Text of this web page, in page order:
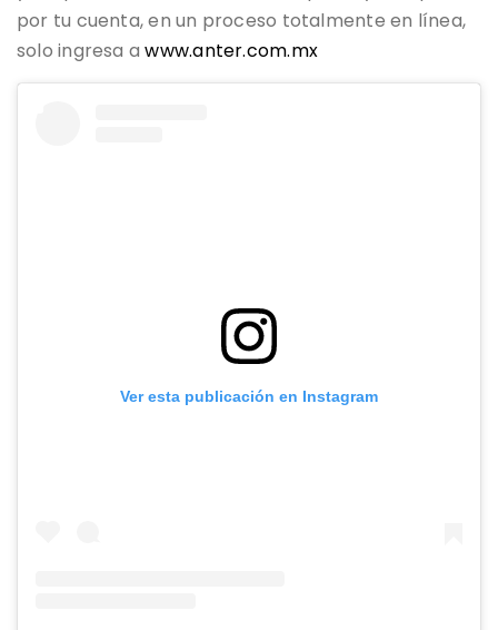
por tu cuenta, en un proceso totalmente en línea,
solo ingresa awww.anter.com.mx
Ver esta publicación en Instagram